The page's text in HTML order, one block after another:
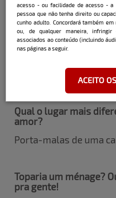
Você já ficou com
Ficaria?
Já, com amigas
Qual o lugar mais
amor?
Porta-malas de uma
Toparia um ménage?
pra gente!
acesso - ou facilidade de acesso - a
pessoa que não tenha direito ou
cunho adulto. Concordará também
ou, de qualquer maneira, infringir
associados ao conteúdo (incluindo
nas páginas a seguir.
ACEITO